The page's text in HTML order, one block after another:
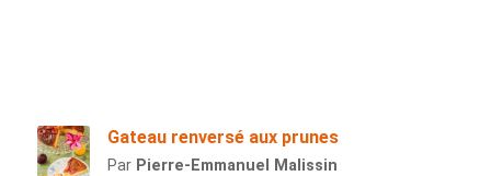
Gateau renversé aux prunes
Par Pierre-Emmanuel Malissin